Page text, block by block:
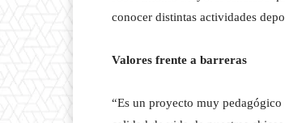
conocer distintas actividades
Valores frente a barreras
“Es un proyecto muy